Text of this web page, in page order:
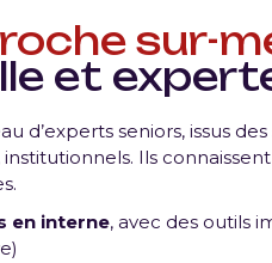
sur-
et
d’experts seniors, issus
Ils
en interne, avec des outils